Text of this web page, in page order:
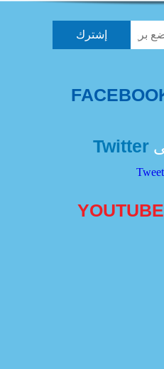
Twitter
YOUTUBE